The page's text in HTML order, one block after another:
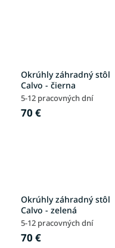
Okrúhly záhradný stôl
Calvo - čierna
5-12 pracovných dní
70 €
Okrúhly záhradný stôl
Calvo - zelená
5-12 pracovných dní
70 €